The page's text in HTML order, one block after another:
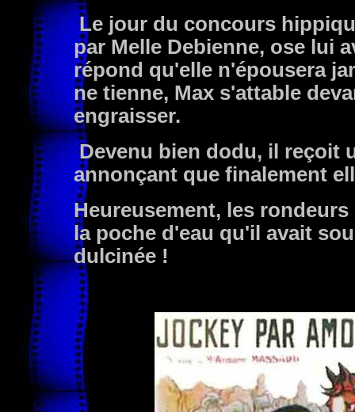
Le jour du concours
par Melle Debienne, ose lui
répond qu'elle n'épousera
ne tienne, Max s'attable
engraisser.
Devenu bien dodu, il reçoit
annonçant que finalement
Heureusement, les
la poche d'eau qu'il avait
dulcinée !